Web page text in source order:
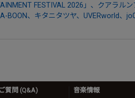
FESTIVAL 2026」、クアラル
BOON、キタニタツヤ、UVERworld、
質問 (Q&A) 音楽情報